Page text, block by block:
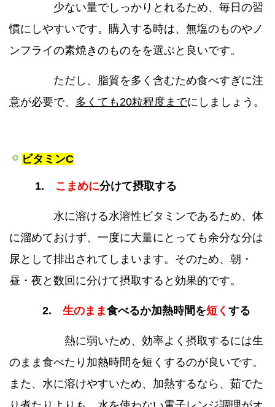
少ない量でしっかりとれるため、毎日の習
慣にしやすいです。購入する時は、無塩のものやノ
ンフライの素焼きのものをを選ぶと良いです。
ただし、脂質を多く含むため食べすぎに注
意が必要で、 多くても20粒程度までにしましょう。
ビタミンC
1. こまめに分けて摂取する
水に溶ける水溶性ビタミンであるため、体
に溜めておけず、一度に大量にとっても余分な分は
尿として排出されてしまいます。そのため、朝・
昼・夜と数回に分けて摂取すると効果的です。
2. 生のまま食べるか加熱時間を短く する
熱に弱いため、効率よく摂取するには生
のまま食べたり加熱時間を短くするのが良いです。
また、水に溶けやすいため、加熱するなら、茹でた